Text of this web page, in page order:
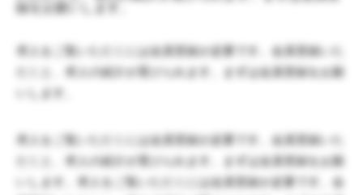
録をお願いします。
求人をご覧いただくには会員登録が必要です。会員登録いた
だくと、求人の紹介が受けられます。まずは会員登録をお願
いします。
求人をご覧いただくには会員登録が必要です。会員登録いた
だくと、求人の紹介が受けられます。まずは会員登録をお願
いします。求人をご覧いただくには会員登録が必要です。会